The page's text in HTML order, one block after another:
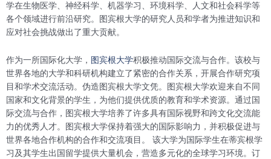
学在生物医学、神经科学、机器学习、环境科学、人文和社会科学等
各个领域进行前沿研究。图宾根大学的研究人员和学者为推进知识和
应对社会挑战做出了重大贡献。
作为一所国际化大学， 图宾根大学积极推动国际交流与合作。该校与
世界各地的大学和科研机构建立了紧密的合作关系，开展合作研究项
目和学术交流活动。伪造图宾根大学文凭。图宾根大学欢迎来自不同
国家和文化背景的学生，为他们提供优质的教育和学术资源。通过国
际交流与合作，图宾根大学培养了许多具有国际视野和跨文化交流能
力的优秀人才。图宾根大学保持着强大的国际影响力，并积极促进与
世界各地合作机构的合作和交流项目。 该大学为国际学生在蒂宾根学
习及其学生出国留学提供大量机会，营造多元化的全球学习环境。订